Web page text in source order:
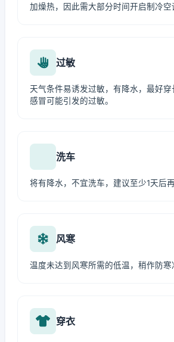
加燥热，因此需大部分时间开启制冷空
过敏
天气条件易诱发过敏，有降水，最好
感冒可能引发的过敏。
洗车
将有降水，不宜洗车，建议至少1天后再
风寒
温度未达到风寒所需的低温，稍作防寒
穿衣